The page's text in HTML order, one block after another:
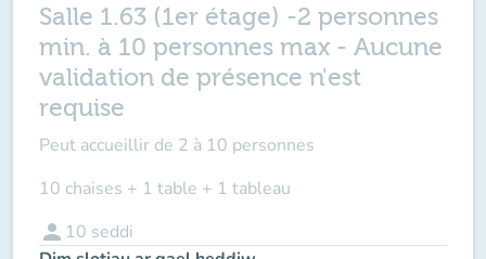
Salle 1.63 (1er étage) -2 personnes
min. à 10 personnes max - Aucune
validation de présence n'est
requise
Peut accueillir de 2 à 10 personnes
10 chaises + 1 table + 1 tableau
person 10 seddi